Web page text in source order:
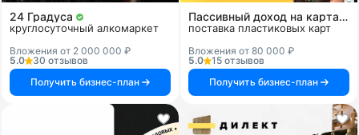
24 Градуса
круглосуточный алкомаркет
Вложения от 2 000 000 ₽
5.0
30 отзывов
Получить бизнес-план
Пассивный доход на картах и системах
поставка пластиковых карт
Вложения от 80 000 ₽
5.0
15 отзывов
Получить бизнес-план